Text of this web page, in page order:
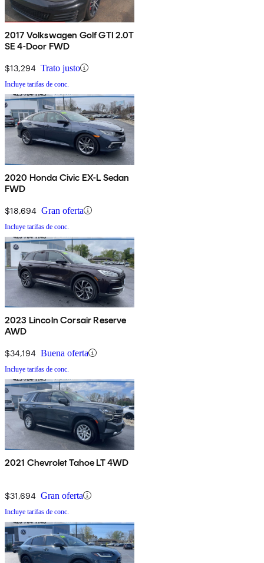
2017 Volkswagen Golf GTI 2.0T
SE 4-Door FWD
$13,294 Trato justo
Incluye tarifas de conc.
2020 Honda Civic EX-L Sedan
FWD
$18,694 Gran oferta
Incluye tarifas de conc.
2023 Lincoln Corsair Reserve
AWD
$34,194 Buena oferta
Incluye tarifas de conc.
2021 Chevrolet Tahoe LT 4WD
$31,694 Gran oferta
Incluye tarifas de conc.